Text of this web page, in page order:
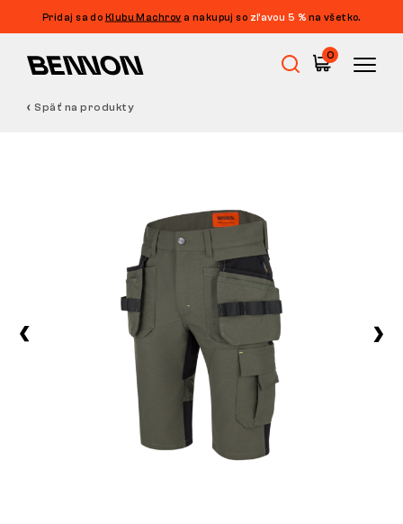
Pridaj sa do Klubu Machrov a nakupuj so zľavou 5 % na všetko.
0
Voľnočasová obuv
Späť na produkty